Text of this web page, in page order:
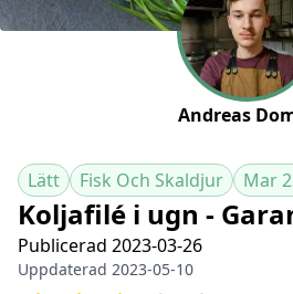
Andreas
Lätt Fisk Och Skaldjur Mar
Koljafilé i ugn -
Publicerad 2023-03-26
Uppdaterad 2023-05-10